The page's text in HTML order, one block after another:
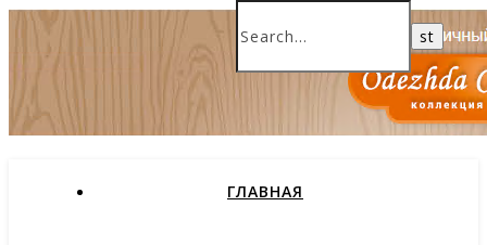
ГЛАВНАЯ